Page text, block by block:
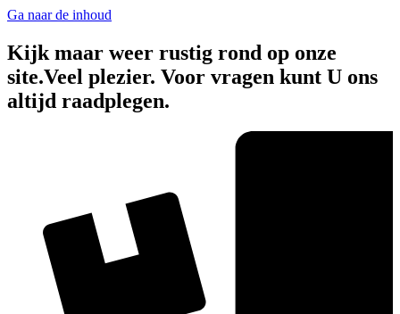
Ga naar de inhoud
Kijk maar weer rustig rond op onze
site.Veel plezier. Voor vragen kunt U ons
altijd raadplegen.